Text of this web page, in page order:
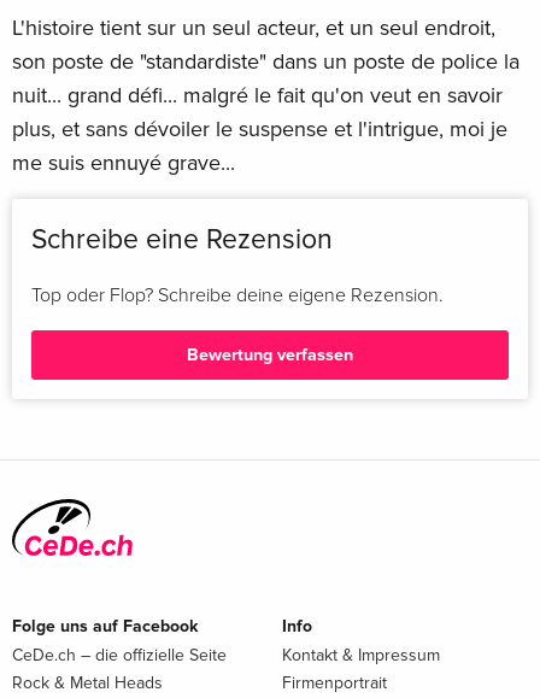
L'histoire tient sur un seul acteur, et un seul endroit,
son poste de "standardiste" dans un poste de police la
nuit... grand défi... malgré le fait qu'on veut en savoir
plus, et sans dévoiler le suspense et l'intrigue, moi je
me suis ennuyé grave...
Schreibe eine Rezension
Top oder Flop? Schreibe deine eigene Rezension.
Bewertung verfassen
Folge uns auf Facebook
CeDe.ch – die offizielle Seite
Rock & Metal Heads
Info
Kontakt & Impressum
Firmenportrait